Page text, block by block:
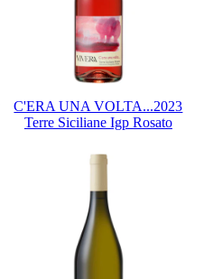
C'ERA UNA VOLTA...2023
Terre Siciliane Igp Rosato